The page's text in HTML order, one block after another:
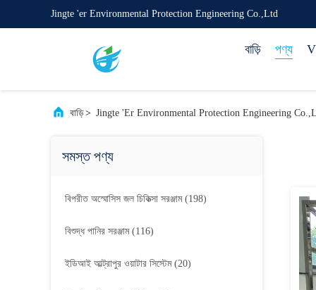
Jingte 'er Environmental Protection Engineering Co.,Ltd
বাড়ি পণ্য
বাড়ি> Jingte 'er Environmental Protection Engineering
সমস্ত পণ্য
বিপরীত অস্মোসিস জল চিকিত্সা সরঞ্জাম(198)
বিশুদ্ধ পানির সরঞ্জাম(116)
ইডিআই আল্ট্রাপুর ওয়াটার সিস্টেম(20)